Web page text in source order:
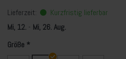
Lieferzeit:
Kurzfristig lieferbar
Mi, 12.- Mi, 26. Aug.
Größe